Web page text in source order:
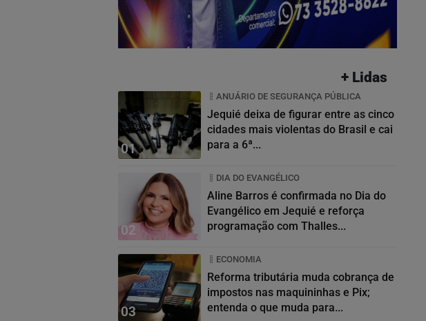
+ Lidas
01
ANUÁRIO DE SEGURANÇA PÚBLICA
Jequié deixa de figurar entre as cinco
cidades mais violentas do Brasil e cai
para a 6ª...
02
DIA DO EVANGÉLICO
Aline Barros é confirmada no Dia do
Evangélico em Jequié e reforça
programação com Thalles...
03
ECONOMIA
Reforma tributária muda cobrança de
impostos nas maquininhas e Pix;
entenda o que muda para...